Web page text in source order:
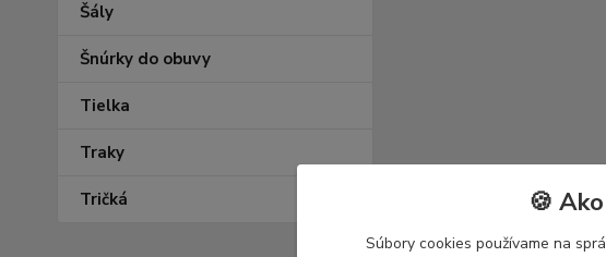
Šály
Šnúrky do obuvy
Tielka
Traky
Tričká 🍪
Súbory cookies používame na